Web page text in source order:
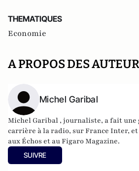
THEMATIQUES
Economie
A PROPOS DES
Michel Garibal
Michel Garibal , journaliste, a fait une
carrière à la radio, sur France Inter, et dans la presse écrite,
aux Échos et au Figaro Magazine.
SUIVRE